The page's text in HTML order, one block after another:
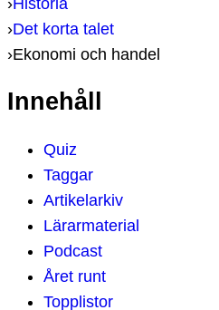
›Historia
›Det korta talet
›Ekonomi och handel
Innehåll
Quiz
Taggar
Artikelarkiv
Lärarmaterial
Podcast
Året runt
Topplistor